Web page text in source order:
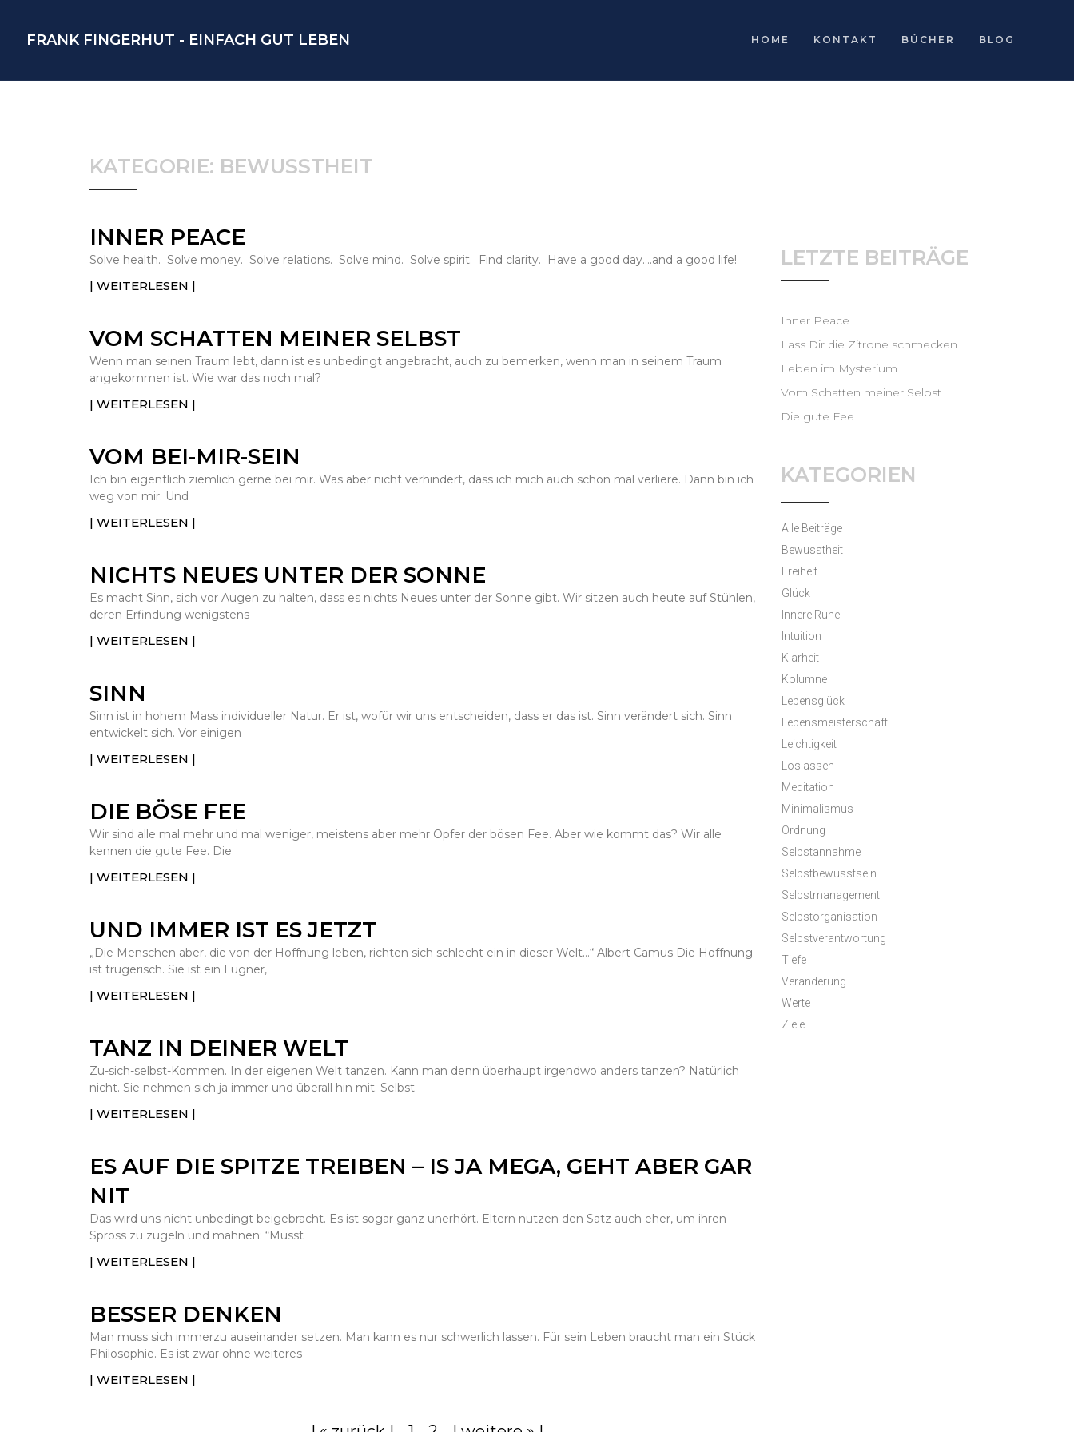
FRANK FINGERHUT - EINFACH GUT LEBEN HOME KONTAKT BÜCHER BLOG
KATEGORIE: BEWUSSTHEIT
INNER PEACE
Solve health. Solve money. Solve relations. Solve mind. Solve spirit. Find clarity. Have a good day….and a good life!
| WEITERLESEN |
VOM SCHATTEN MEINER SELBST
Wenn man seinen Traum lebt, dann ist es unbedingt angebracht, auch zu bemerken, wenn man in seinem Traum
angekommen ist. Wie war das noch mal?
| WEITERLESEN |
VOM BEI-MIR-SEIN
Ich bin eigentlich ziemlich gerne bei mir. Was aber nicht verhindert, dass ich mich auch schon mal verliere. Dann bin ich
weg von mir. Und
| WEITERLESEN |
NICHTS NEUES UNTER DER SONNE
Es macht Sinn, sich vor Augen zu halten, dass es nichts Neues unter der Sonne gibt. Wir sitzen auch heute auf Stühlen,
deren Erfindung wenigstens
| WEITERLESEN |
SINN
Sinn ist in hohem Mass individueller Natur. Er ist, wofür wir uns entscheiden, dass er das ist. Sinn verändert sich. Sinn
entwickelt sich. Vor einigen
| WEITERLESEN |
DIE BÖSE FEE
Wir sind alle mal mehr und mal weniger, meistens aber mehr Opfer der bösen Fee. Aber wie kommt das? Wir alle
kennen die gute Fee. Die
| WEITERLESEN |
UND IMMER IST ES JETZT
„Die Menschen aber, die von der Hoffnung leben, richten sich schlecht ein in dieser Welt…“ Albert Camus Die Hoffnung
ist trügerisch. Sie ist ein Lügner,
| WEITERLESEN |
TANZ IN DEINER WELT
Zu-sich-selbst-Kommen. In der eigenen Welt tanzen. Kann man denn überhaupt irgendwo anders tanzen? Natürlich
nicht. Sie nehmen sich ja immer und überall hin mit. Selbst
| WEITERLESEN |
ES AUF DIE SPITZE TREIBEN – IS JA MEGA, GEHT ABER GAR
NIT
Das wird uns nicht unbedingt beigebracht. Es ist sogar ganz unerhört. Eltern nutzen den Satz auch eher, um ihren
Spross zu zügeln und mahnen: “Musst
| WEITERLESEN |
BESSER DENKEN
Man muss sich immerzu auseinander setzen. Man kann es nur schwerlich lassen. Für sein Leben braucht man ein Stück
Philosophie. Es ist zwar ohne weiteres
| WEITERLESEN |
LETZTE BEITRÄGE
Inner Peace
Lass Dir die Zitrone schmecken
Leben im Mysterium
Vom Schatten meiner Selbst
Die gute Fee
KATEGORIEN
Alle Beiträge
Bewusstheit
Freiheit
Glück
Innere Ruhe
Intuition
Klarheit
Kolumne
Lebensglück
Lebensmeisterschaft
Leichtigkeit
Loslassen
Meditation
Minimalismus
Ordnung
Selbstannahme
Selbstbewusstsein
Selbstmanagement
Selbstorganisation
Selbstverantwortung
Tiefe
Veränderung
Werte
Ziele